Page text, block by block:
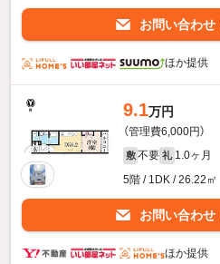
お問い合わせ
ほか提供
9.1万円
（管理費6,000円）
敷 不要 礼 1.0ヶ月
5階 / 1DK / 26.22㎡
お問い合わせ
ほか提供